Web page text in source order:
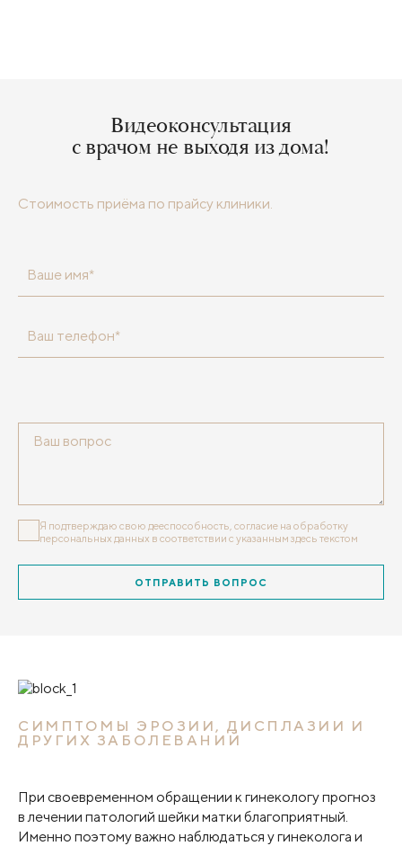
Видеоконсультация
с врачом не выходя из дома!
Стоимость приёма по прайсу клиники.
Ваше имя*
Ваш телефон*
Я подтверждаю свою дееспособность, согласие на обработку
персональных данных в соответствии с указанным здесь текстом
ОТПРАВИТЬ ВОПРОС
СИМПТОМЫ ЭРОЗИИ, ДИСПЛАЗИИ И
ДРУГИХ ЗАБОЛЕВАНИЙ
При своевременном обращении к гинекологу прогноз
в лечении патологий шейки матки благоприятный.
Именно поэтому важно наблюдаться у гинеколога и